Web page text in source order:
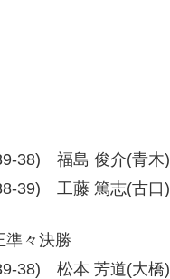
38) 福島 俊介(青木)
39) 工藤 篤志(古口)
準々決勝
38) 松本 芳道(大橋)